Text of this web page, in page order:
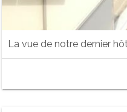
La vue de notre dernier